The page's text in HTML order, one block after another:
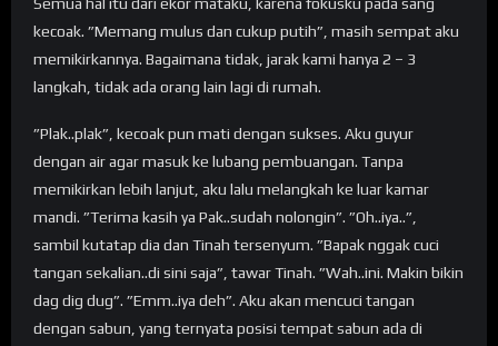
Semua hal itu dari ekor mataku, karena fokusku pada sang
kecoak. ”Memang mulus dan cukup putih”, masih sempat aku
memikirkannya. Bagaimana tidak, jarak kami hanya 2 – 3
langkah, tidak ada orang lain lagi di rumah.
”Plak..plak”, kecoak pun mati dengan sukses. Aku guyur
dengan air agar masuk ke lubang pembuangan. Tanpa
memikirkan lebih lanjut, aku lalu melangkah ke luar kamar
mandi. ”Terima kasih ya Pak..sudah nolongin”. ”Oh..iya..”,
sambil kutatap dia dan Tinah tersenyum. ”Bapak nggak cuci
tangan sekalian..di sini saja”, tawar Tinah. ”Wah..ini. Makin bikin
dag dig dug”. ”Emm..iya deh”. Aku akan mencuci tangan
dengan sabun, yang ternyata posisi tempat sabun ada di